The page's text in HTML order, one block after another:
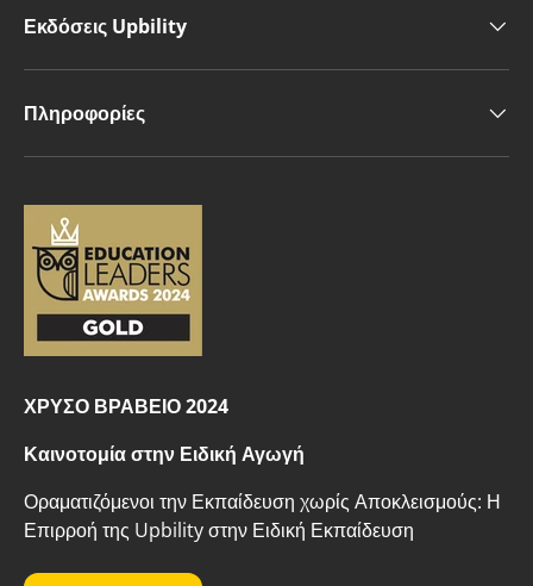
Εκδόσεις Upbility
Πληροφορίες
ΧΡΥΣΟ ΒΡΑΒΕΙΟ 2024
Καινοτομία στην Ειδική Αγωγή
Οραματιζόμενοι την Εκπαίδευση χωρίς Αποκλεισμούς: Η
Επιρροή της Upbility στην Ειδική Εκπαίδευση